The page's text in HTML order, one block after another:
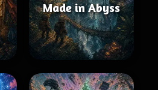
Made in Abyss